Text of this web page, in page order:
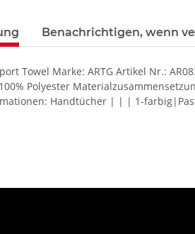
Benachrichtigen, wenn
Towel Marke: ARTG Artikel Nr.:
Polyester
Handtücher | | | 1-